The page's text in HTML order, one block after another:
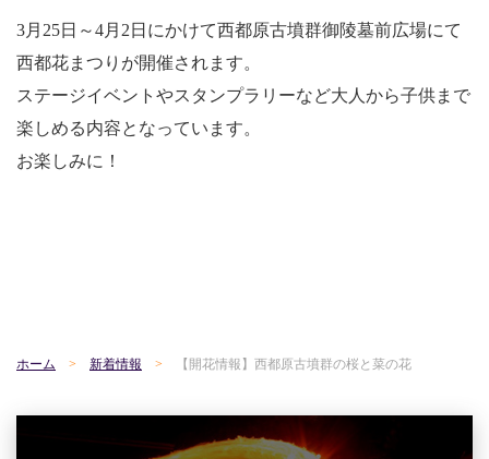
3月25日～4月2日にかけて西都原古墳群御陵墓前広場にて
西都花まつりが開催されます。
ステージイベントやスタンプラリーなど大人から子供まで
楽しめる内容となっています。
お楽しみに！
ホーム 新着情報 【開花情報】西都原古墳群の桜と菜の花